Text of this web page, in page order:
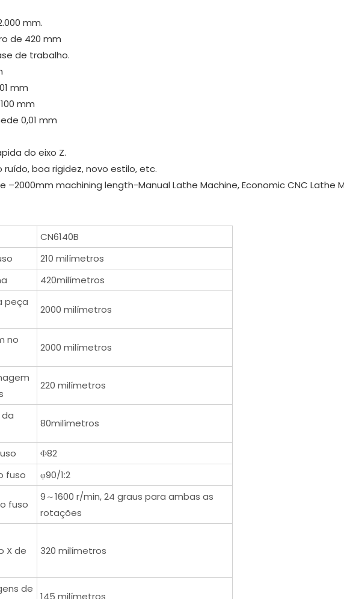
mm.
de 420 mm
de trabalho.
mm
mm
0,01 mm
do eixo Z.
boa rigidez, novo estilo, etc.
CN6140B
210 milímetros
420milímetros
peça
2000 milímetros
no
2000 milímetros
220 milímetros
80milímetros
Φ82
fuso
φ90/1:2
fuso
9～1600 r/min, 24 graus para ambas as
rotações
X de
320 milímetros
de